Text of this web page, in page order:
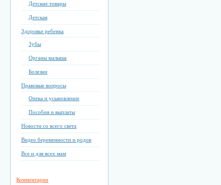
Детские товары
Детская
Здоровье ребенка
Зубы
Органы малыша
Болезни
Правовые вопросы
Опека и усыновление
Пособия и выплаты
Новости со всего света
Видео беременности и родов
Все и для всех мам
Комментарии